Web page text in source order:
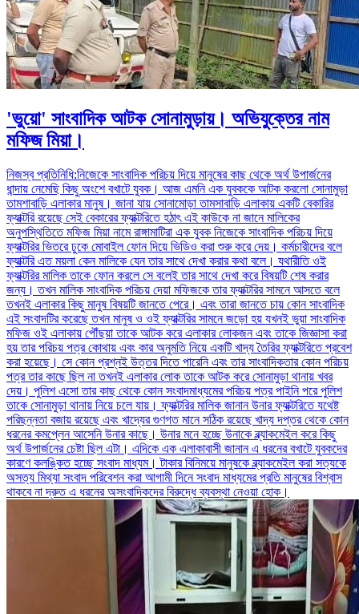
'ভুয়ো' সাংবাদিক আটক সোনামুড়ায়। অভিযুক্তের নাম
মফিজ মিয়া।
নিজস্ব প্রতিনিধি:নিজেকে সাংবাদিক পরিচয় দিয়ে মানুষের কাছ থেকে অর্থ উপার্জনের
ধান্দায় নেমেছি কিছু অংশে বখাটে যুবক। আজ এমনি এক যুবককে আটক করলো সোনামুড়া
তামশাবাড়ি এলাকার মানুষ। জানা যায় সোনামোড়া তামসাবাড়ি এলাকায় একটি বেকারির
ফ্যাক্টরি রয়েছে সেই বেকারের ফ্যাক্টরিতে হঠাৎ এই কাউকে না জানে মালিকের
অনুপস্থিতিতে মফিজ মিয়া নামে রাঙ্গামাটিরা এক যুবক নিজেকে সাংবাদিক পরিচয় দিয়ে
ফ্যাক্টরির ভিতরে ঢুকে মোবাইল ফোন দিয়ে ভিডিও করা শুরু করে দেয়। কর্মচারীদের বলে
ফ্যাক্টরি এত ময়লা কেন মালিকে যেন তার সাথে দেখা করার কথা বলে। যথারীতি ওই
ফ্যাক্টরির মালিক তাকে ফোন করলে সে বলেই তার সাথে দেখা করে বিষয়টি শেষ করার
জন্য। তখন মালিক সাংবাদিক পরিচয় দেয়া মফিজকে তার ফ্যাক্টরির সামনে আসতে বলে
তখনই এলাকার কিছু মানুষ বিষয়টি জানতে পেরে। এবং তারা জানতে চায় কোন সাংবাদিক
এই সংবাদটির করেছে তখন মানুষ ও ওই ফ্যাক্টরির সামনে জড়ো হয় যখনই ভুয়া সাংবাদিক
মফিজ ওই এলাকায় পৌঁছয়া তাকে আটক করে এলাকার লোকজন এবং তাকে জিজ্ঞাসা করা
হয় তার পরিচয় পত্র কোথায় এবং কার অনুমতি নিয়ে একটি খাদ্য তৈরির ফ্যাক্টরিতে প্রবেশ
করা হয়েছে। সে কোন প্রশ্নই উত্তর দিতে পারেনি এবং তার সাংবাদিকতার কোন পরিচয়
পত্র তার কাছে ছিল না তখনই এলাকার লোক তাকে আটক করে সোনামুড়া থানায় খবর
দেয়। পুলিশ এসো তার কাছ থেকে কোন সংবাদমাধ্যমের পরিচয় পত্র পাইনি পরে পুলিশ
তাকে সোনামুড়া থানায় নিয়ে চলে যায়। ফ্যাক্টরির মালিক জানান উনার ফ্যাক্টরিতে যথেষ্ট
পরিছন্নতা বজায় রয়েছে এবং খাদ্যের গুণগত মানে সঠিক রয়েছে খাদ্য দপ্তর থেকে কোন
ধরনের কমপ্লেন আসেনি উনার কাছে। উনার মনে হচ্ছে উনাকে ব্ল্যাকমেইল করে কিছু
অর্থ উপার্জনের চেষ্টা ছিল এটা। এদিকে এক এলাকাবাসী জানান এ ধরনের বখাটে যুবকদের
কারণে কলঙ্কিত হচ্ছে সংবাদ মাধ্যম। টাকার বিনিময়ে মানুষকে ব্ল্যাকমেইল করা সত্যকে
অসত্য মিথ্যা সংবাদ পরিবেশন করা আগামী দিনে সংবাদ মাধ্যমের প্রতি মানুষের বিশ্বাস
থাকবে না দ্রুত এ ধরনের অসংবাদিকদের বিরুদ্ধে ব্যবস্থা নেওয়া হোক।